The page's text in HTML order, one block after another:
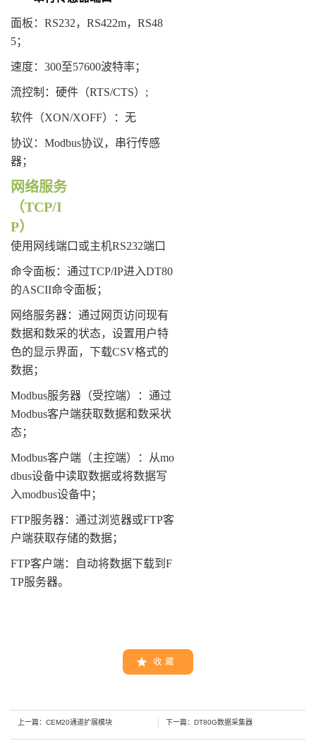
面板：RS232，RS422m，RS48
5；
速度：300至57600波特率；
流控制：硬件（RTS/CTS）;
软件（XON/XOFF）：无
协议：Modbus协议，串行传感
器；
网络服务
（TCP/I
P）
使用网线端口或主机RS232端口
命令面板：通过TCP/IP进入DT80
的ASCII命令面板；
网络服务器：通过网页访问现有
数据和数采的状态，设置用户特
色的显示界面，下载CSV格式的
数据；
Modbus服务器（受控端）：通过
Modbus客户端获取数据和数采状
态；
Modbus客户端（主控端）：从mo
dbus设备中读取数据或将数据写
入modbus设备中；
FTP服务器：通过浏览器或FTP客
户端获取存储的数据；
FTP客户端：自动将数据下载到F
TP服务器。
收 藏
上一篇： CEM20通道扩展模块 下一篇： DT80G数据采集器